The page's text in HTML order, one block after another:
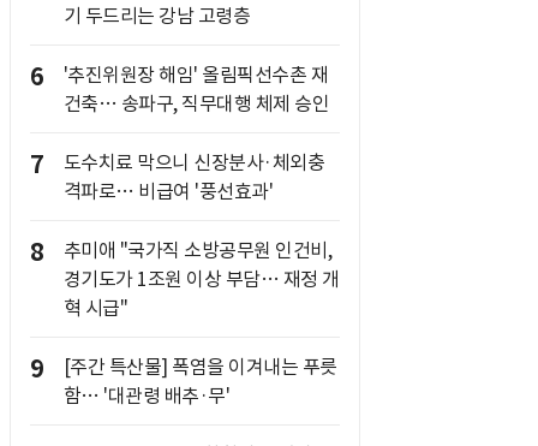
기 두드리는 강남 고령층
6
'추진위원장 해임' 올림픽선수촌 재
건축… 송파구, 직무대행 체제 승인
7
도수치료 막으니 신장분사·체외충
격파로… 비급여 '풍선효과'
8
추미애 "국가직 소방공무원 인건비,
경기도가 1조원 이상 부담… 재정 개
혁 시급"
9
[주간 특산물] 폭염을 이겨내는 푸릇
함… '대관령 배추·무'